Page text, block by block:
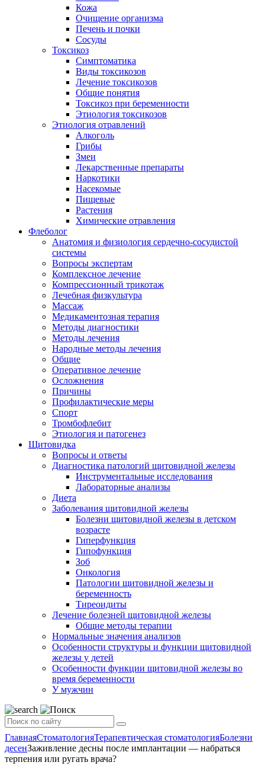
Кожа
Очищение организма
Печень и почки
Сосуды
Токсикоз
Cимптоматика
Виды токсикозов
Лечение токсикозов
Общие понятия
Токсикоз при беременности
Этиология токсикозов
Этиология отравлений
Алкоголь
Грибы
Змеи
Лекарственные препараты
Наркотики
Насекомые
Пищевые
Растения
Химические отравления
Флеболог
Анатомия и физиология сердечно-сосудистой
системы
Вопросы экспертам
Комплексное лечение
Компрессионный трикотаж
Лечебная физкультура
Массаж
Медикаментозная терапия
Методы диагностики
Методы лечения
Народные методы лечения
Общие
Оперативное лечение
Осложнения
Причины
Профилактические меры
Спорт
Тромбофлебит
Этиология и патогенез
Щитовидка
Вопросы и ответы
Диагностика патологий щитовидной железы
Инструментальные исследования
Лабораторные анализы
Диета
Заболевания щитовидной железы
Болезни щитовидной железы в детском
возрасте
Гиперфункция
Гипофункция
Зоб
Онкология
Патологии щитовидной железы и
беременность
Тиреоидиты
Лечение болезней щитовидной железы
Общие методы терапии
Нормальные значения анализов
Особенности структуры и функции щитовидной
железы у детей
Особенности функции щитовидной железы во
время беременности
У мужчин
ГлавнаяСтоматологияТерапевтическая стоматологияБолезни
десенЗаживление десны после имплантации — набраться
терпения или ругать врача?